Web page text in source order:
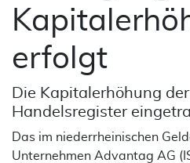
erfolgt
Die Kapitalerhöhung
Handelsregister
Das im niederrheinischen
Unternehmen Advantag AG